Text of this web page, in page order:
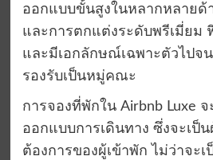
ออกแบบขั้นสูงในหลากหลายด้
และการตกแต่งระดับพรีเมี่ยม
และมีเอกลักษณ์เฉพาะตัวไปจ
รองรับเป็นหมู่คณะ
การจองที่พักใน Airbnb Luxe
ออกแบบการเดินทาง ซึ่งจะเป็
ต้องการของผู้เข้าพัก ไม่ว่าจะ